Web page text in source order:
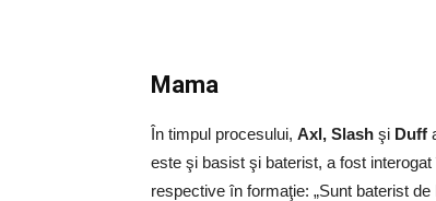
Mama
În timpul procesului, Axl, Slash şi Duff
este şi basist şi baterist, a fost
respective în formaţie: „Sunt baterist